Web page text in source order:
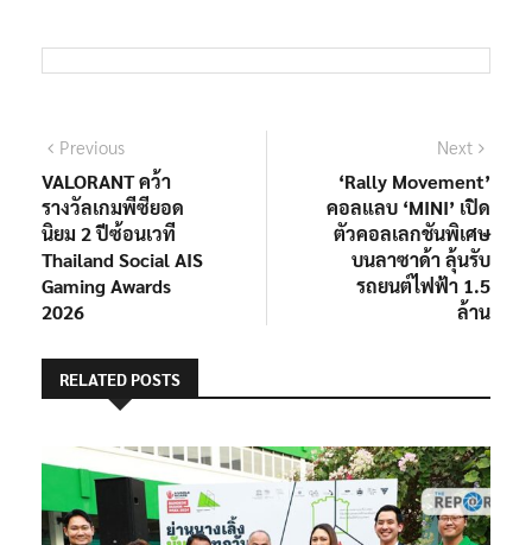
แนะแนว
เรื่อง
PreviousPrevious
post:
VALORANT คว้า
รางวัลเกมพีซียอด
นิยม 2 ปีซ้อนเวที
Thailand Social AIS
Gaming Awards
2026
Next
‘Rally Movement’
คอลแลบ ‘MINI’ เปิด
ตัวคอลเลกชันพิเศษ
บนลาซาด้า ลุ้นรับ
รถยนต์ไฟฟ้า 1.5
ล้าน
RELATED POSTS